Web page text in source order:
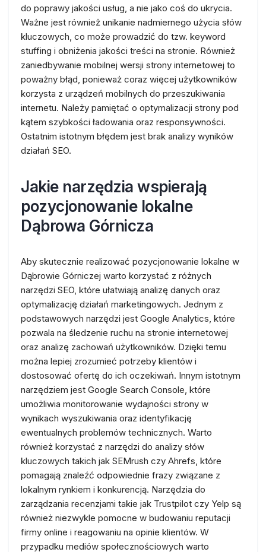
do poprawy jakości usług, a nie jako coś do ukrycia.
Ważne jest również unikanie nadmiernego użycia słów
kluczowych, co może prowadzić do tzw. keyword
stuffing i obniżenia jakości treści na stronie. Również
zaniedbywanie mobilnej wersji strony internetowej to
poważny błąd, ponieważ coraz więcej użytkowników
korzysta z urządzeń mobilnych do przeszukiwania
internetu. Należy pamiętać o optymalizacji strony pod
kątem szybkości ładowania oraz responsywności.
Ostatnim istotnym błędem jest brak analizy wyników
działań SEO.
Jakie narzędzia wspierają
pozycjonowanie lokalne
Dąbrowa Górnicza
Aby skutecznie realizować pozycjonowanie lokalne w
Dąbrowie Górniczej warto korzystać z różnych
narzędzi SEO, które ułatwiają analizę danych oraz
optymalizację działań marketingowych. Jednym z
podstawowych narzędzi jest Google Analytics, które
pozwala na śledzenie ruchu na stronie internetowej
oraz analizę zachowań użytkowników. Dzięki temu
można lepiej zrozumieć potrzeby klientów i
dostosować ofertę do ich oczekiwań. Innym istotnym
narzędziem jest Google Search Console, które
umożliwia monitorowanie wydajności strony w
wynikach wyszukiwania oraz identyfikację
ewentualnych problemów technicznych. Warto
również korzystać z narzędzi do analizy słów
kluczowych takich jak SEMrush czy Ahrefs, które
pomagają znaleźć odpowiednie frazy związane z
lokalnym rynkiem i konkurencją. Narzędzia do
zarządzania recenzjami takie jak Trustpilot czy Yelp są
również niezwykle pomocne w budowaniu reputacji
firmy online i reagowaniu na opinie klientów. W
przypadku mediów społecznościowych warto